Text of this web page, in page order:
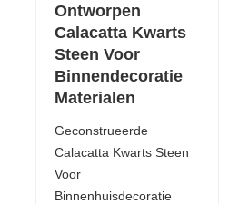
Ontworpen
Calacatta Kwarts
Steen Voor
Binnendecoratie
Materialen
Geconstrueerde
Calacatta Kwarts Steen
Voor
Binnenhuisdecoratie